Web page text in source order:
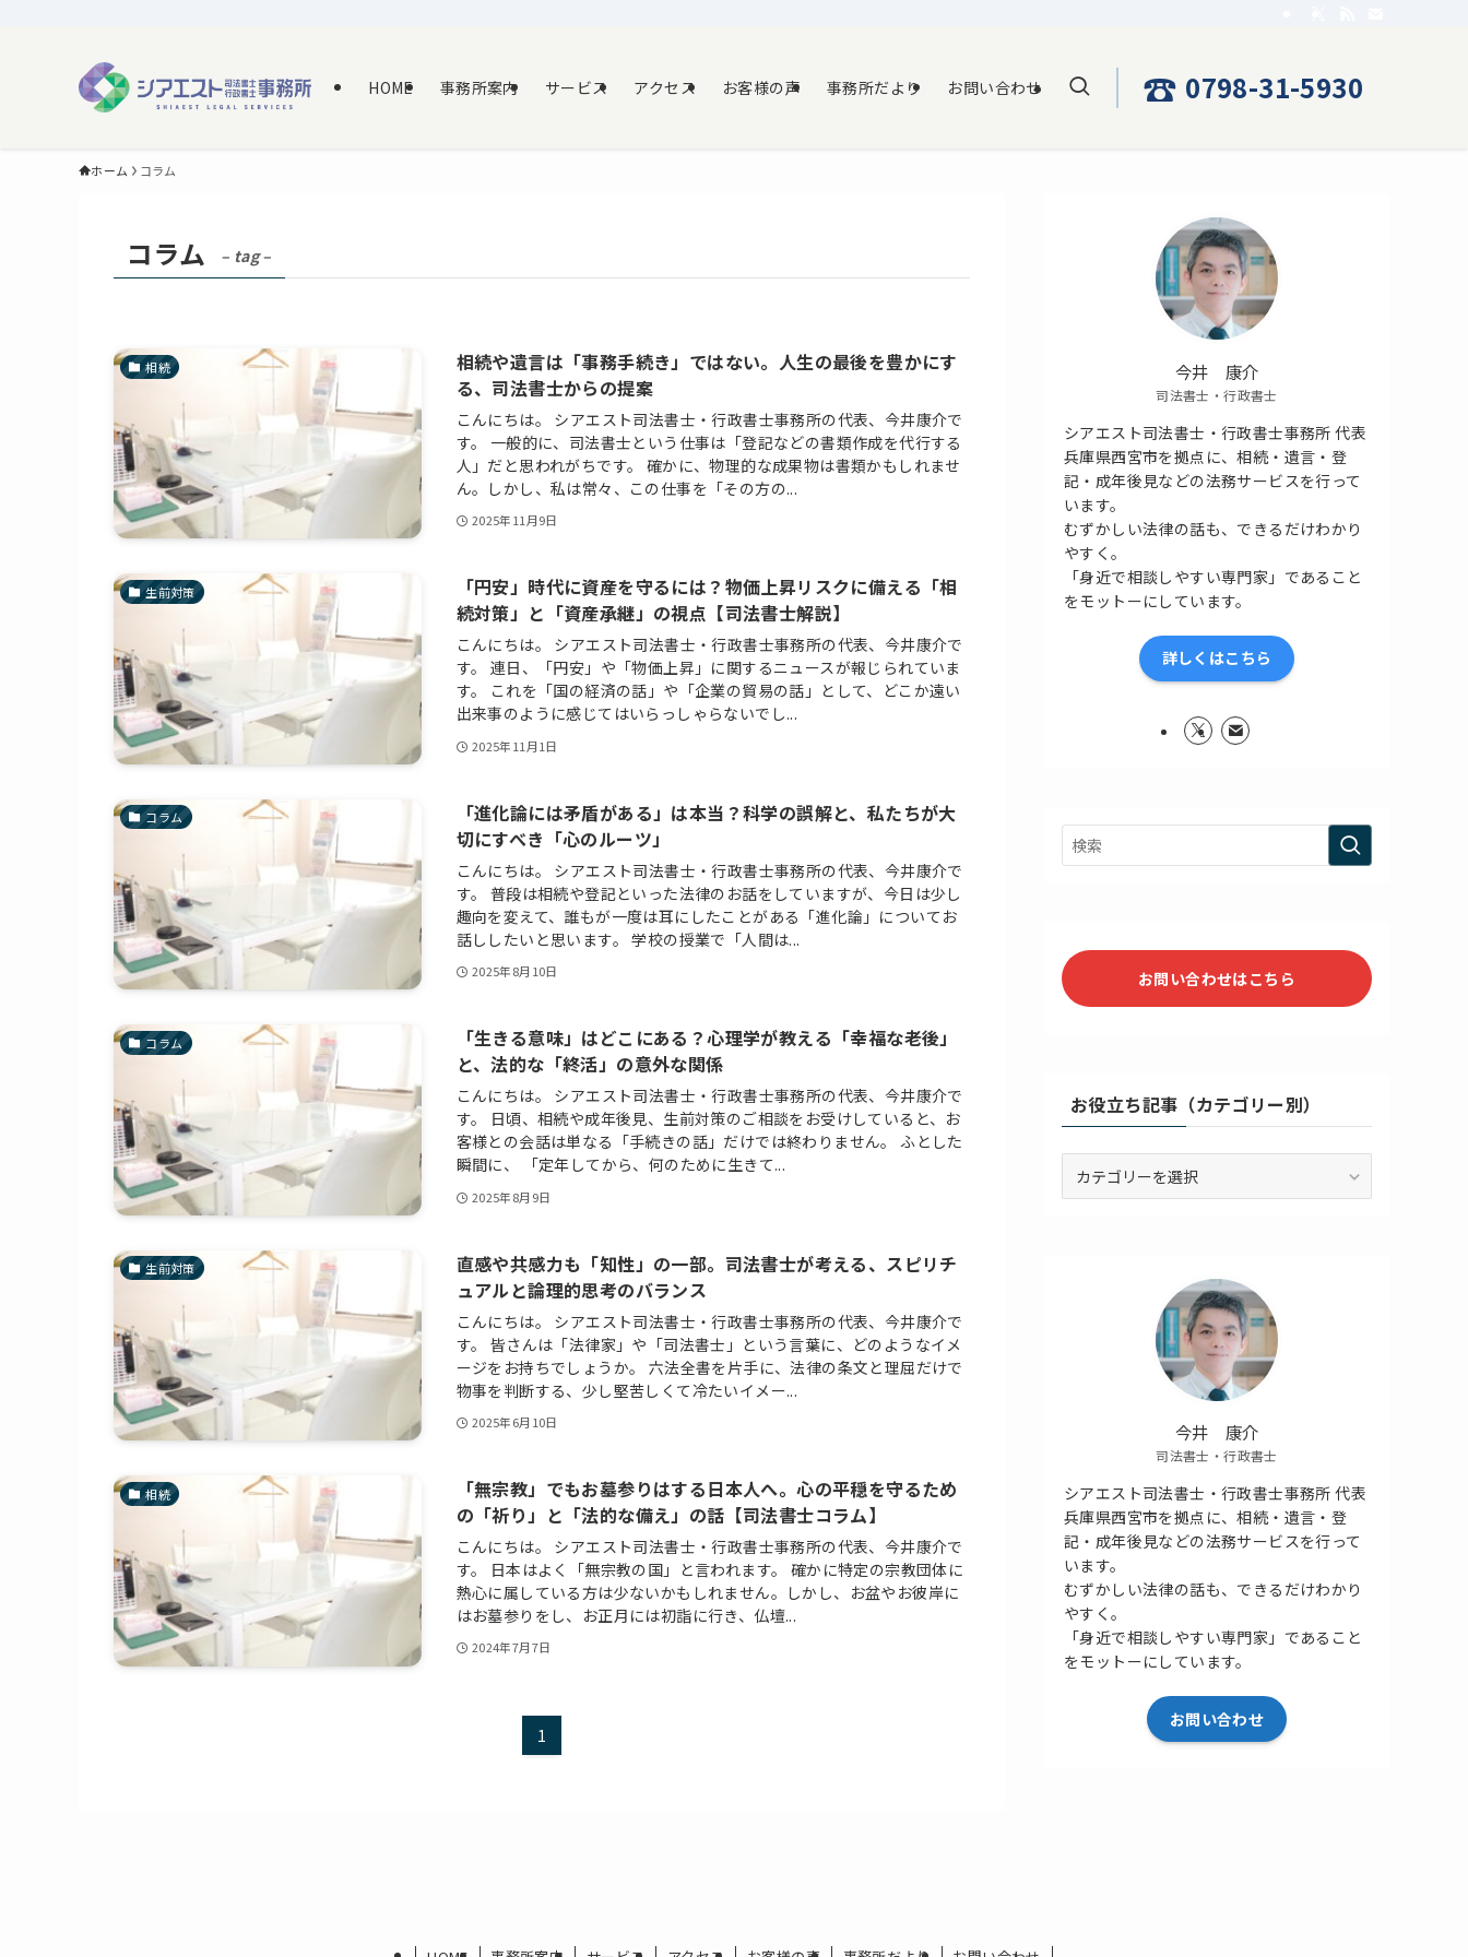
HOME 事務所案内 サービス アクセス お客様の声 事務所だより お問い合わせ ☎ 0798-31-5930
ホーム コラム
コラム – tag –
相続
相続や遺言は「事務手続き」ではない。人生の最後を豊かにす
る、司法書士からの提案
こんにちは。 シアエスト司法書士・行政書士事務所の代表、今井康介で
す。 一般的に、司法書士という仕事は「登記などの書類作成を代行する
人」だと思われがちです。 確かに、物理的な成果物は書類かもしれませ
ん。しかし、私は常々、この仕事を「その方の...
2025年11月9日
生前対策
「円安」時代に資産を守るには？物価上昇リスクに備える「相
続対策」と「資産承継」の視点【司法書士解説】
こんにちは。 シアエスト司法書士・行政書士事務所の代表、今井康介で
す。 連日、「円安」や「物価上昇」に関するニュースが報じられていま
す。 これを「国の経済の話」や「企業の貿易の話」として、どこか遠い
出来事のように感じてはいらっしゃらないでし...
2025年11月1日
コラム
「進化論には矛盾がある」は本当？科学の誤解と、私たちが大
切にすべき「心のルーツ」
こんにちは。 シアエスト司法書士・行政書士事務所の代表、今井康介で
す。 普段は相続や登記といった法律のお話をしていますが、今日は少し
趣向を変えて、誰もが一度は耳にしたことがある「進化論」についてお
話ししたいと思います。 学校の授業で「人間は...
2025年8月10日
コラム
「生きる意味」はどこにある？心理学が教える「幸福な老後」
と、法的な「終活」の意外な関係
こんにちは。 シアエスト司法書士・行政書士事務所の代表、今井康介で
す。 日頃、相続や成年後見、生前対策のご相談をお受けしていると、お
客様との会話は単なる「手続きの話」だけでは終わりません。 ふとした
瞬間に、 「定年してから、何のために生きて...
2025年8月9日
生前対策
直感や共感力も「知性」の一部。司法書士が考える、スピリチ
ュアルと論理的思考のバランス
こんにちは。 シアエスト司法書士・行政書士事務所の代表、今井康介で
す。 皆さんは「法律家」や「司法書士」という言葉に、どのようなイメ
ージをお持ちでしょうか。 六法全書を片手に、法律の条文と理屈だけで
物事を判断する、少し堅苦しくて冷たいイメー...
2025年6月10日
相続
「無宗教」でもお墓参りはする日本人へ。心の平穏を守るため
の「祈り」と「法的な備え」の話【司法書士コラム】
こんにちは。 シアエスト司法書士・行政書士事務所の代表、今井康介で
す。 日本はよく「無宗教の国」と言われます。 確かに特定の宗教団体に
熱心に属している方は少ないかもしれません。しかし、お盆やお彼岸に
はお墓参りをし、お正月には初詣に行き、仏壇...
2024年7月7日
1
今井 康介
司法書士・行政書士
シアエスト司法書士・行政書士事務所 代表
兵庫県西宮市を拠点に、相続・遺言・登
記・成年後見などの法務サービスを行って
います。
むずかしい法律の話も、できるだけわかり
やすく。
「身近で相談しやすい専門家」であること
をモットーにしています。
詳しくはこちら
お問い合わせはこちら
お役立ち記事（カテゴリー別）
今井 康介
司法書士・行政書士
シアエスト司法書士・行政書士事務所 代表
兵庫県西宮市を拠点に、相続・遺言・登
記・成年後見などの法務サービスを行って
います。
むずかしい法律の話も、できるだけわかり
やすく。
「身近で相談しやすい専門家」であること
をモットーにしています。
お問い合わせ